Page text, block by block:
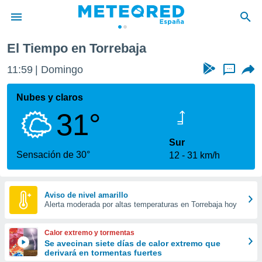
de
por
que se
calidad.
a este
las
y
forma
digital
basada
El Tiempo en Torrebaja
11:59 Domingo ...
Nubes y claros
31°
Sensación de 30°
Sur
12
31 km/h
Aviso de nivel amarillo
Alerta moderada por altas temperaturas en Torrebaja hoy
Calor extremo y tormentas
Se avecinan siete días de calor extremo que
derivará en tormentas fuertes